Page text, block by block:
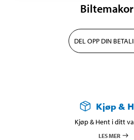
DEL OPP DIN
Kjøp &
Kjøp & Hent i ditt
LES MER